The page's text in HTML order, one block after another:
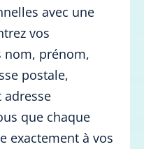
avec une
vos
nom, prénom,
postale,
que chaque
exactement à vos